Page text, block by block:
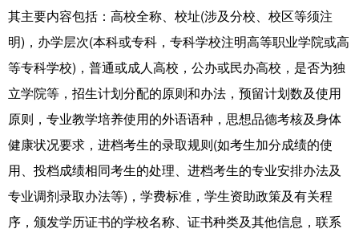
其主要内容包括：高校全称、校址(涉及分校、校区等须注
明)，办学层次(本科或专科，专科学校注明高等职业学院或高
等专科学校)，普通或成人高校，公办或民办高校，是否为独
立学院等，招生计划分配的原则和办法，预留计划数及使用
原则，专业教学培养使用的外语语种，思想品德考核及身体
健康状况要求，进档考生的录取规则(如考生加分成绩的使
用、投档成绩相同考生的处理、进档考生的专业安排办法及
专业调剂录取办法等)，学费标准，学生资助政策及有关程
序，颁发学历证书的学校名称、证书种类及其他信息，联系